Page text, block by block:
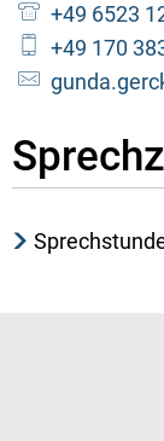
+49 6523
+49 170